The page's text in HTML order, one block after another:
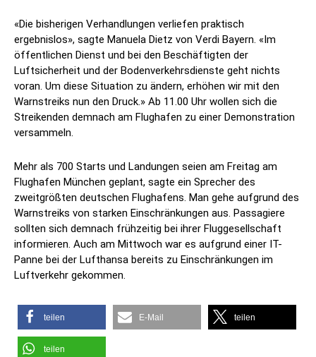
«Die bisherigen Verhandlungen verliefen praktisch
ergebnislos», sagte Manuela Dietz von Verdi Bayern. «Im
öffentlichen Dienst und bei den Beschäftigten der
Luftsicherheit und der Bodenverkehrsdienste geht nichts
voran. Um diese Situation zu ändern, erhöhen wir mit den
Warnstreiks nun den Druck.» Ab 11.00 Uhr wollen sich die
Streikenden demnach am Flughafen zu einer Demonstration
versammeln.
Mehr als 700 Starts und Landungen seien am Freitag am
Flughafen München geplant, sagte ein Sprecher des
zweitgrößten deutschen Flughafens. Man gehe aufgrund des
Warnstreiks von starken Einschränkungen aus. Passagiere
sollten sich demnach frühzeitig bei ihrer Fluggesellschaft
informieren. Auch am Mittwoch war es aufgrund einer IT-
Panne bei der Lufthansa bereits zu Einschränkungen im
Luftverkehr gekommen.
teilen E-Mail teilen
teilen